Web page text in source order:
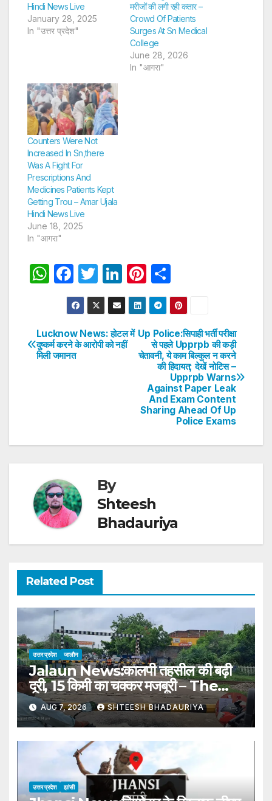
Hindi News Live
January 28, 2025
In "उत्तर प्रदेश"
मरीजों की लगी रही कतार –
Crowd Of Patients
Surges At Sn Medical
College
June 28, 2026
In "आगरा"
Counters Were Not
Increased In Sn,there
Was A Fight For
Prescriptions And
Medicines Patients Kept
Getting Trou – Amar Ujala
Hindi News Live
June 18, 2025
In "आगरा"
W
s
A
F
a
c
e
b
T
w
itt
er
Li
n
k
e
dI
Pi
nt
er
e
st
h
ar
e
Post
navigation
Up Police:सिपाही भर्ती परीक्षा
से पहले Upprpb की कड़ी
चेतावनी, ये काम बिल्कुल न करने
की हिदायत; देखें नोटिस –
Upprpb Warns
Against Paper Leak
And Exam Content
Sharing Ahead Of Up
Police Exams
Lucknow News: होटल में
दुष्कर्म करने के आरोपी को नहीं
मिली जमानत
By
Shteesh
Bhadauriya
Related Post
उत्तर प्रदेश जालौन
Jalaun News:कालपी तहसील की बढ़ी
दूरी, 15 किमी का चक्कर मजबूरी – The
Distance To Kalpi Tehsil Has
Increased, Forcing A 15 Km
Detour
AUG 7, 2026 SHTEESH BHADAURIYA
उत्तर प्रदेश झांसी